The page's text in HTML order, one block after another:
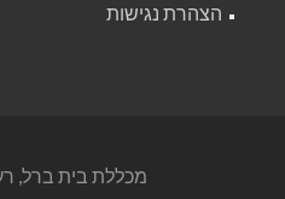
הצהרת נגישות
מכללת בית ברל,